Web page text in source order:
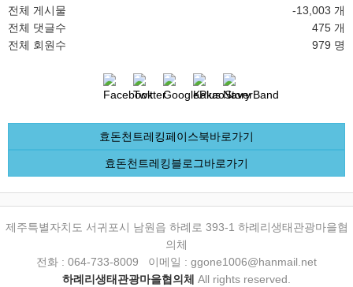
전체 게시물
-13,003 개
전체 댓글수
475 개
전체 회원수
979 명
효돈천트레킹페이스북바로가기
효돈천트레킹블로그바로가기
제주특별자치도 서귀포시 남원읍 하례로 393-1 하례리생태관광마을협
의체
전화 : 064-733-8009 이메일 : ggone1006@hanmail.net
하례리생태관광마을협의체 All rights reserved.